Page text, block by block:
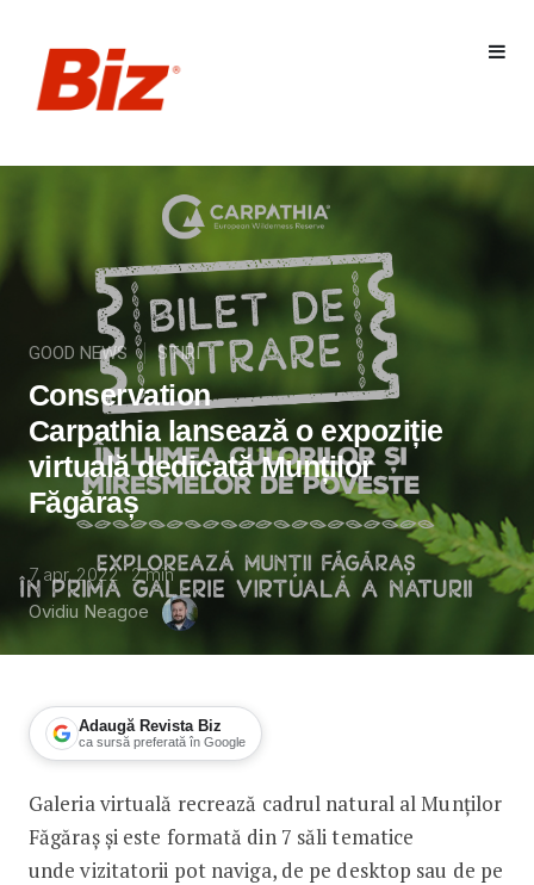
GOOD NEWS STIRI
Conservation
Carpathia lansează o expoziție
virtuală dedicată Munților
Făgăraș
7 apr. 2022 2min
Ovidiu Neagoe
Adaugă Revista Biz
ca sursă preferată în Google
Conservation Carpathia lansează o
Galeria virtuală recrează cadrul natural al Munților
Făgăraș și este formată din 7 săli tematice
unde vizitatorii pot naviga, de pe desktop sau de pe